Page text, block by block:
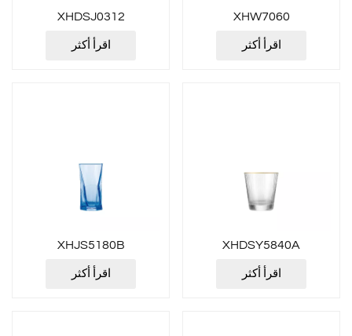
XHDSJ0312
اقرأ أكثر
XHW7060
اقرأ أكثر
XHJS5180B
اقرأ أكثر
XHDSY5840A
اقرأ أكثر